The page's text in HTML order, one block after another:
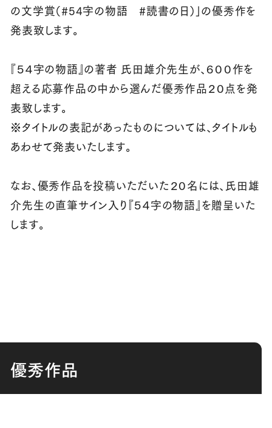
の文学賞（#54字の物語 #読書の日）」の優秀作を
発表致します。
『５４字の物語』の著者 氏田雄介先生が、６００作を
超える応募作品の中から選んだ優秀作品２０点を発
表致します。
※タイトルの表記があったものについては、タイトルも
あわせて発表いたします。
なお、優秀作品を投稿いただいた２０名には、氏田雄
介先生の直筆サイン入り『５４字の物語』を贈呈いた
します。
優秀作品